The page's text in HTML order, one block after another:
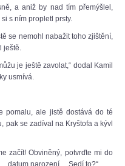
a aniž by nad tím přemýšlel,
s ním propletl prsty.
se nemohl nabažit toho zjištění,
ještě.
je ještě zavolat,“ dodal Kamil
usmívá.
pomalu, ale jistě dostává do té
pak se zadíval na Kryštofa a kývl
začít! Obviněný, potvrďte mi do
datum narození… Sedí to?“